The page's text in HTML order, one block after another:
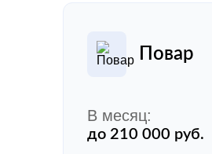
Повар
В месяц:
до 210 000 руб.